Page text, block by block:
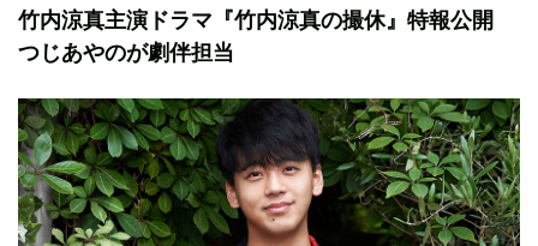
竹内涼真主演ドラマ『竹内涼真の撮休』特報公開
つじあやのが劇伴担当